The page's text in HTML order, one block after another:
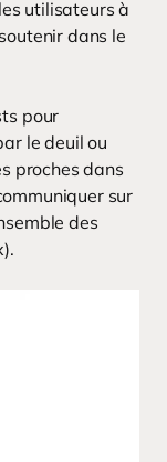
utilisateurs à
dans le
pour
le deuil ou
proches dans
sur
des